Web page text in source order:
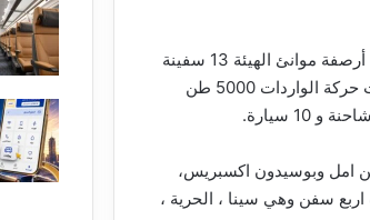
أن إجمالي عدد السفن المتواجدة على أرصفة موانئ الهيئة 13 سفينة
حيث تم تداول 19000 طن بضائع عامة ومتنوعة، 1292 شاحنة و 50 سيارة حيث شملت حركة الواردات 5000 طن
امل وبوسيدون اكسبريس،
سفن وهي سينا ، الحرية ،